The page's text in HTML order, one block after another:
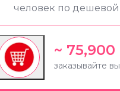
человек по
~ 75,900
заказывайте